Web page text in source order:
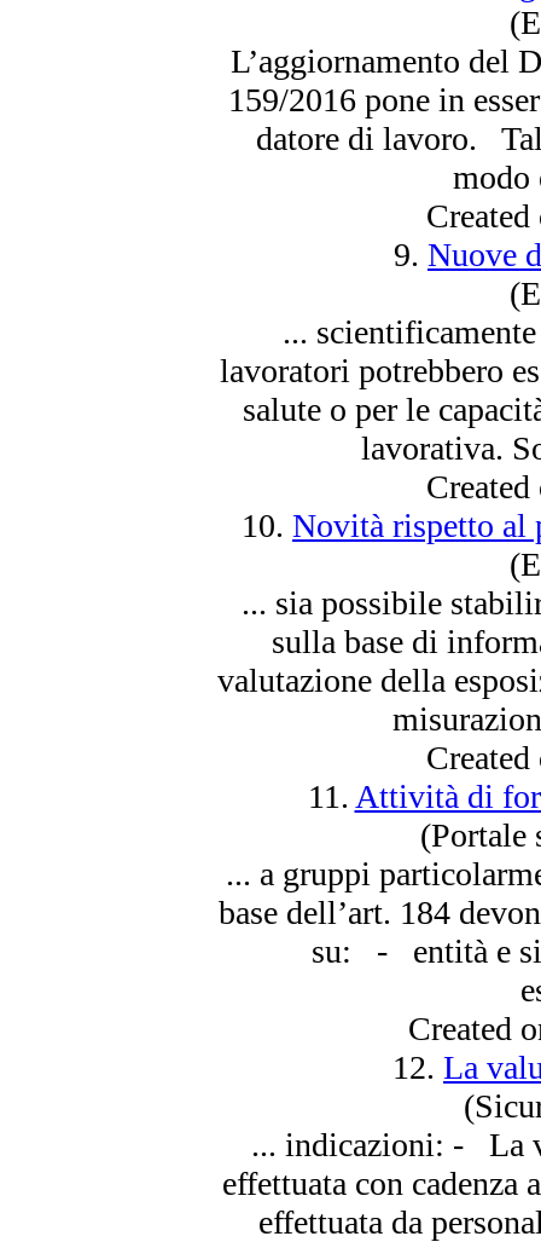
L’aggiornamento del
159/2016 pone in
datore di lavoro.
modo
9. Nuove
...
lavoratori potrebbero
salute o per le
lavorativa.
10. Novità rispetto al
... sia possibile
sulla base di
valutazione della
11. Attività di
(Portale
... a gruppi
base dell’art. 184
su: - entità e
Created
12. La
... indicazioni: - La
effettuata con
effettuata da